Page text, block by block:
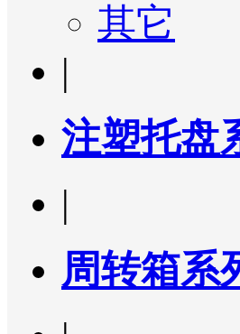
其它
|
注塑托盘
|
周转箱系